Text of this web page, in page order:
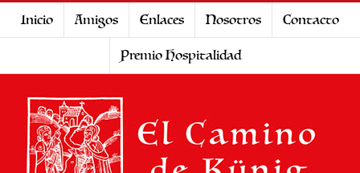
Inicio Amigos Enlaces Nosotros
Contacto
Premio Hospitalidad